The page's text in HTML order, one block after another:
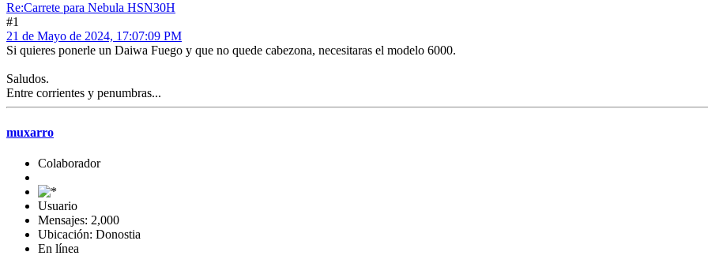
Re:Carrete para Nebula HSN30H
#1
21 de Mayo de 2024, 17:07:09 PM
Si quieres ponerle un Daiwa Fuego y que no quede cabezona, necesitaras el modelo 6000.
Saludos.
Entre corrientes y penumbras...
muxarro
Colaborador
Usuario
Mensajes: 2,000
Ubicación: Donostia
En línea